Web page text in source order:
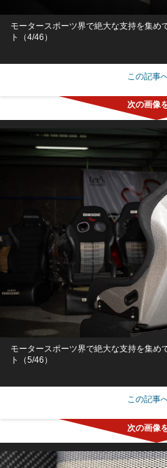
モータースポーツ界で絶大な支持を集め
ト（4/46）
この記事
モータースポーツ界で絶大な支持を集め
ト（5/46）
この記事